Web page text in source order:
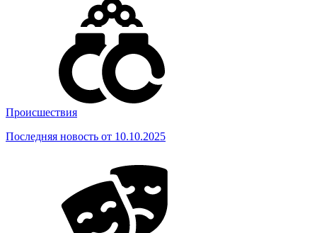
Происшествия
Последняя новость от 10.10.2025